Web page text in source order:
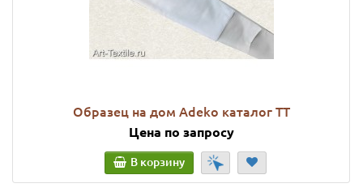
Образец на дом Adeko каталог TT
Цена по запросу
В корзину